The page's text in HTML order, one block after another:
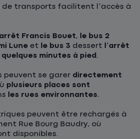
de transports facilitent l’accès à
Francis Bouet, le bus 2
Lune et le bus 3 dessert l’arrêt
quelques minutes à pied .
peuvent se garer directement
plusieurs places sont
les rues environnantes.
peuvent être rechargés à
Rue Bourg Baudry, où
disponibles.